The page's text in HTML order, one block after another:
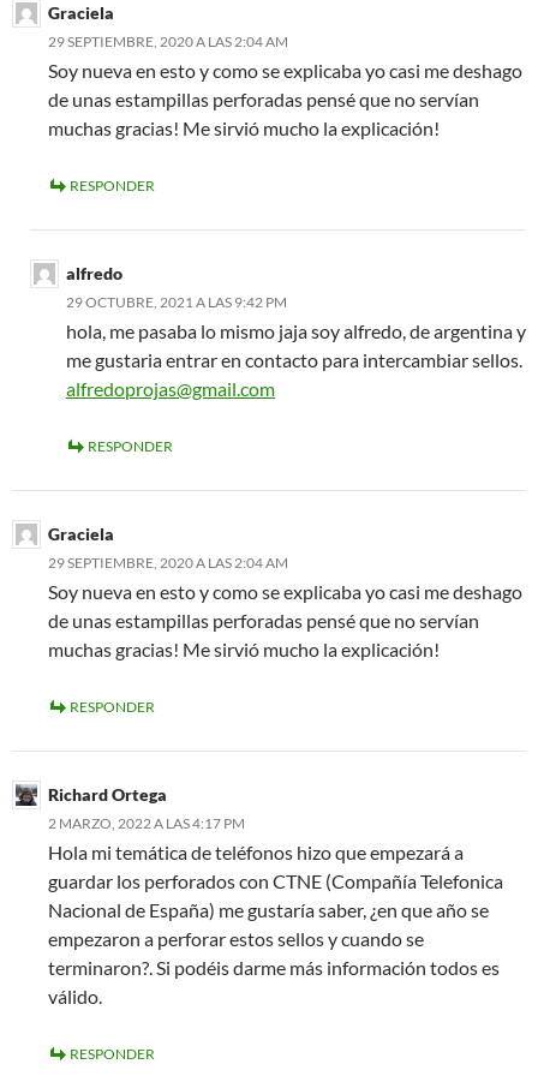
Graciela
29 SEPTIEMBRE, 2020 A LAS 2:04 AM
Soy nueva en esto y como se explicaba yo casi me deshago
de unas estampillas perforadas pensé que no servían
muchas gracias! Me sirvió mucho la explicación!
RESPONDER
alfredo
29 OCTUBRE, 2021 A LAS 9:42 PM
hola, me pasaba lo mismo jaja soy alfredo, de argentina y
me gustaria entrar en contacto para intercambiar sellos.
alfredoprojas@gmail.com
RESPONDER
Graciela
29 SEPTIEMBRE, 2020 A LAS 2:04 AM
Soy nueva en esto y como se explicaba yo casi me deshago
de unas estampillas perforadas pensé que no servían
muchas gracias! Me sirvió mucho la explicación!
RESPONDER
Richard Ortega
2 MARZO, 2022 A LAS 4:17 PM
Hola mi temática de teléfonos hizo que empezará a
guardar los perforados con CTNE (Compañía Telefonica
Nacional de España) me gustaría saber, ¿en que año se
empezaron a perforar estos sellos y cuando se
terminaron?. Si podéis darme más información todos es
válido.
RESPONDER